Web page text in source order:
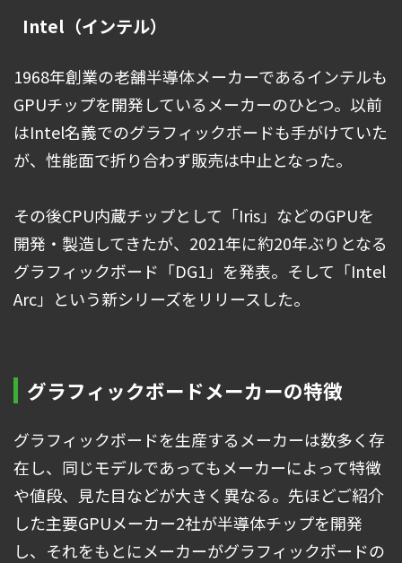
Intel（インテル）
1968年創業の老舗半導体メーカーであるインテルも
GPUチップを開発しているメーカーのひとつ。以前
はIntel名義でのグラフィックボードも手がけていた
が、性能面で折り合わず販売は中止となった。
その後CPU内蔵チップとして「Iris」などのGPUを
開発・製造してきたが、2021年に約20年ぶりとなる
グラフィックボード「DG1」を発表。そして「Intel
Arc」という新シリーズをリリースした。
グラフィックボードメーカーの特徴
グラフィックボードを生産するメーカーは数多く存
在し、同じモデルであってもメーカーによって特徴
や値段、見た目などが大きく異なる。先ほどご紹介
した主要GPUメーカー2社が半導体チップを開発
し、それをもとにメーカーがグラフィックボードの